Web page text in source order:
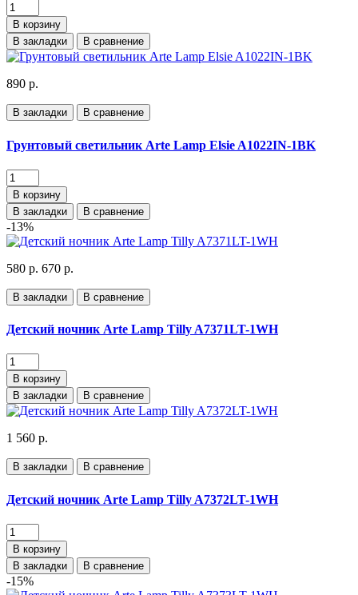
В корзину
В закладки
В сравнение
890 р.
В закладки В сравнение
Грунтовый светильник Arte Lamp Elsie A1022IN-1BK
В корзину
В закладки
В сравнение
-13%
580 р. 670 р.
В закладки В сравнение
Детский ночник Arte Lamp Tilly A7371LT-1WH
В корзину
В закладки
В сравнение
1 560 р.
В закладки В сравнение
Детский ночник Arte Lamp Tilly A7372LT-1WH
В корзину
В закладки
В сравнение
-15%